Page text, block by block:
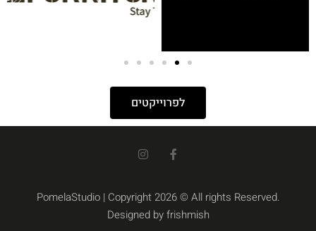
לפרוייקטים
PomelaStudio | Copyright 2026 © All rights Reserved.
Designed by frishmish